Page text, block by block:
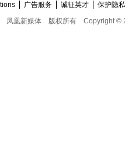
广告服务 诚征英才
保护隐
凤凰新媒体
版权所有 Copyright ©